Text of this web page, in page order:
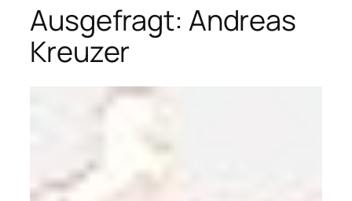
Ausgefragt: Andreas
Kreuzer